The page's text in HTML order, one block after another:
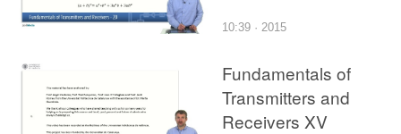
10:39 · 2015
Fundamentals of
Transmitters and
Receivers XV